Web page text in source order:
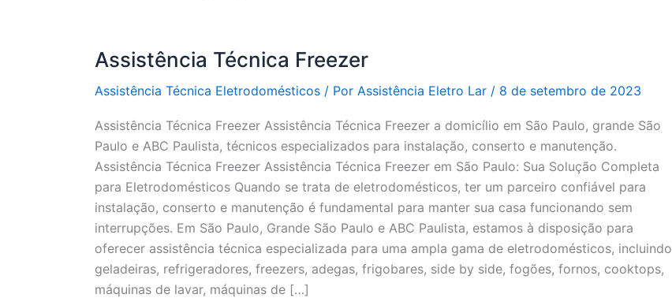
Assistência Técnica Freezer
Assistência Técnica Eletrodomésticos / Por Assistência Eletro Lar / 8 de setembro de 2023
Assistência Técnica Freezer Assistência Técnica Freezer a domicílio em São Paulo, grande São
Paulo e ABC Paulista, técnicos especializados para instalação, conserto e manutenção.
Assistência Técnica Freezer Assistência Técnica Freezer em São Paulo: Sua Solução Completa
para Eletrodomésticos Quando se trata de eletrodomésticos, ter um parceiro confiável para
instalação, conserto e manutenção é fundamental para manter sua casa funcionando sem
interrupções. Em São Paulo, Grande São Paulo e ABC Paulista, estamos à disposição para
oferecer assistência técnica especializada para uma ampla gama de eletrodomésticos, incluindo
geladeiras, refrigeradores, freezers, adegas, frigobares, side by side, fogões, fornos, cooktops,
máquinas de lavar, máquinas de […]